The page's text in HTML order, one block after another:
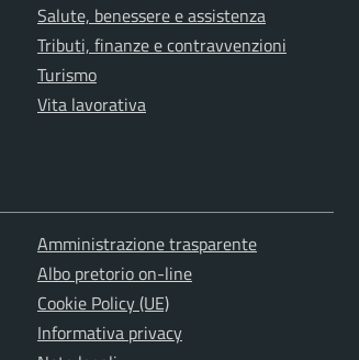
Salute, benessere e assistenza
Tributi, finanze e contravvenzioni
Turismo
Vita lavorativa
Amministrazione trasparente
Albo pretorio on-line
Cookie Policy (UE)
Informativa privacy